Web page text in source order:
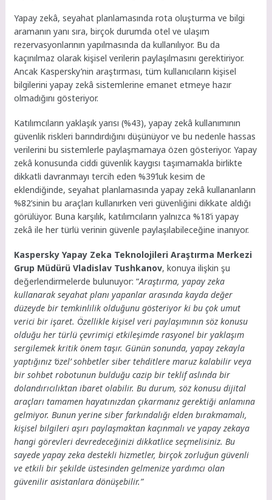
Yapay zekâ, seyahat planlamasında rota oluşturma ve bilgi
aramanın yanı sıra, birçok durumda otel ve ulaşım
rezervasyonlarının yapılmasında da kullanılıyor. Bu da
kaçınılmaz olarak kişisel verilerin paylaşılmasını gerektiriyor.
Ancak Kaspersky’nin araştırması, tüm kullanıcıların kişisel
bilgilerini yapay zekâ sistemlerine emanet etmeye hazır
olmadığını gösteriyor.
Katılımcıların yaklaşık yarısı (%43), yapay zekâ kullanımının
güvenlik riskleri barındırdığını düşünüyor ve bu nedenle hassas
verilerini bu sistemlerle paylaşmamaya özen gösteriyor. Yapay
zekâ konusunda ciddi güvenlik kaygısı taşımamakla birlikte
dikkatli davranmayı tercih eden %39’luk kesim de
eklendiğinde, seyahat planlamasında yapay zekâ kullananların
%82’sinin bu araçları kullanırken veri güvenliğini dikkate aldığı
görülüyor. Buna karşılık, katılımcıların yalnızca %18’i yapay
zekâ ile her türlü verinin güvenle paylaşılabileceğine inanıyor.
Kaspersky Yapay Zeka Teknolojileri Araştırma Merkezi
Grup Müdürü Vladislav Tushkanov, konuya ilişkin şu
değerlendirmelerde bulunuyor: “Araştırma, yapay zeka
kullanarak seyahat planı yapanlar arasında kayda değer
düzeyde bir temkinlilik olduğunu gösteriyor ki bu çok umut
verici bir işaret. Özellikle kişisel veri paylaşımının söz konusu
olduğu her türlü çevrimiçi etkileşimde rasyonel bir yaklaşım
sergilemek kritik önem taşır. Günün sonunda, yapay zekayla
yaptığınız ‘özel’ sohbetler siber tehditlere maruz kalabilir veya
bir sohbet robotunun bulduğu cazip bir teklif aslında bir
dolandırıcılıktan ibaret olabilir. Bu durum, söz konusu dijital
araçları tamamen hayatınızdan çıkarmanız gerektiği anlamına
gelmiyor. Bunun yerine siber farkındalığı elden bırakmamalı,
kişisel bilgileri aşırı paylaşmaktan kaçınmalı ve yapay zekaya
hangi görevleri devredeceğinizi dikkatlice seçmelisiniz. Bu
sayede yapay zeka destekli hizmetler, birçok zorluğun güvenli
ve etkili bir şekilde üstesinden gelmenize yardımcı olan
güvenilir asistanlara dönüşebilir.”